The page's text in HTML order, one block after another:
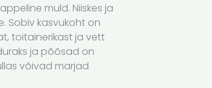
muld. Niiskes ja
Sobiv kasvukoht on
toitainerikast ja vett
ja põõsad on
võivad marjad